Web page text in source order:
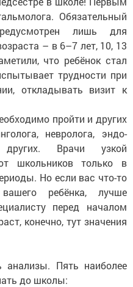
Обязательный
лишь для
– в 6–7 лет, 10, 13
что ребёнок стал
трудности при
откладывать визит к
пройти и других
невролога, эндо­
Врачи узкой
школьников только в
Но если вас что-то
ребёнка, лучше
перед началом
конечно, тут значения
анализы. Пять наиболее
до школы: